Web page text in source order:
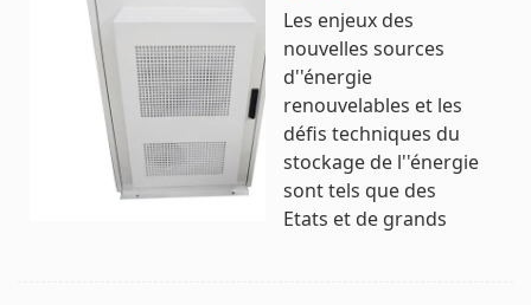
Les enjeux des
nouvelles sources
d''énergie
renouvelables et les
défis techniques du
stockage de l''énergie
sont tels que des
Etats et de grands